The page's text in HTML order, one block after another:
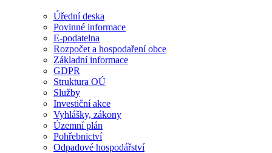
Úřední deska
Povinné informace
E-podatelna
Rozpočet a hospodaření obce
Základní informace
GDPR
Struktura OÚ
Služby
Investiční akce
Vyhlášky, zákony
Územní plán
Pohřebnictví
Odpadové hospodářství